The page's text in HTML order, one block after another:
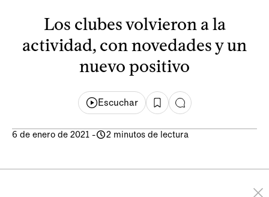
Los clubes volvieron a la
actividad, con novedades y un
nuevo positivo
Escuchar
6 de enero de 2021 - 2 minutos de lectura